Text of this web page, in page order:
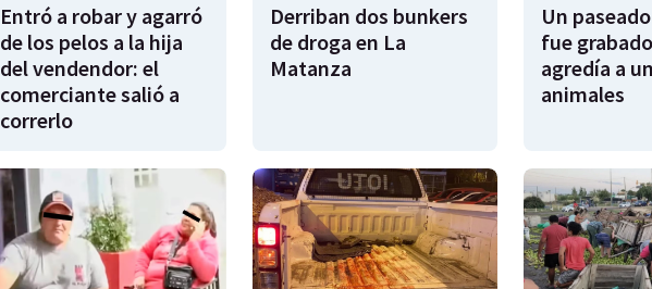
Entró a robar y agarró
de los pelos a la hija
del vendendor: el
comerciante salió a
correrlo
Derriban dos bunkers
de droga en La
Matanza
Un
fue
agredía a
animales